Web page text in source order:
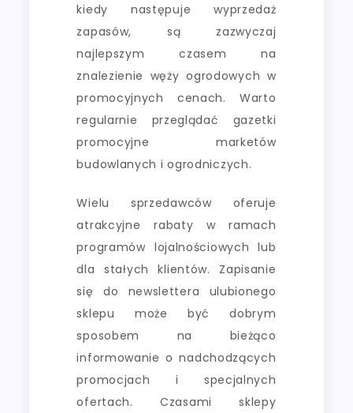
kiedy następuje wyprzedaż
zapasów, są zazwyczaj
najlepszym czasem na
znalezienie węży ogrodowych w
promocyjnych cenach. Warto
regularnie przeglądać gazetki
promocyjne marketów
budowlanych i ogrodniczych.
Wielu sprzedawców oferuje
atrakcyjne rabaty w ramach
programów lojalnościowych lub
dla stałych klientów. Zapisanie
się do newslettera ulubionego
sklepu może być dobrym
sposobem na bieżąco
informowanie o nadchodzących
promocjach i specjalnych
ofertach. Czasami sklepy